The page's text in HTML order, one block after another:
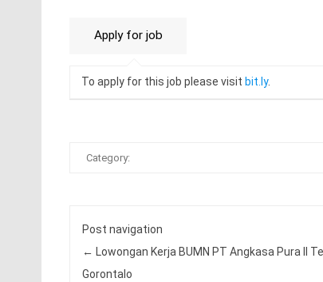
To apply for this job please visit bit.ly.
Category:
Post navigation
← Lowongan Kerja BUMN PT Angkasa Pura II
Gorontalo